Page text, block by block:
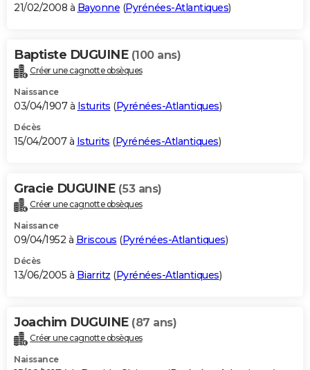
21/02/2008 à Bayonne (Pyrénées-Atlantiques)
Baptiste DUGUINE (100 ans)
Créer une cagnotte obsèques
Naissance
03/04/1907 à Isturits (Pyrénées-Atlantiques)
Décès
15/04/2007 à Isturits (Pyrénées-Atlantiques)
Gracie DUGUINE (53 ans)
Créer une cagnotte obsèques
Naissance
09/04/1952 à Briscous (Pyrénées-Atlantiques)
Décès
13/06/2005 à Biarritz (Pyrénées-Atlantiques)
Joachim DUGUINE (87 ans)
Créer une cagnotte obsèques
Naissance